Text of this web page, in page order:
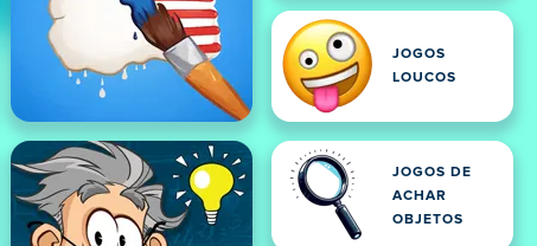
JOGOS
LOUCOS
JOGOS DE
ACHAR
OBJETOS